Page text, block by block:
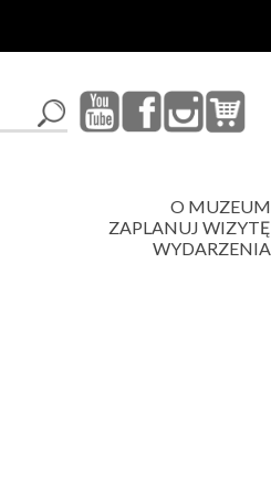
O MUZEUM
ZAPLANUJ WIZYTĘ
WYDARZENIA